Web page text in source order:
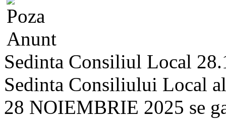
Sedinta Consiliul Local
Sedinta Consiliului Local
28 NOIEMBRIE 2025 se